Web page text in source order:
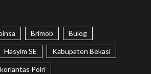
Brimob Bulog
Hasyim SE Kabupaten Bekasi
Polri